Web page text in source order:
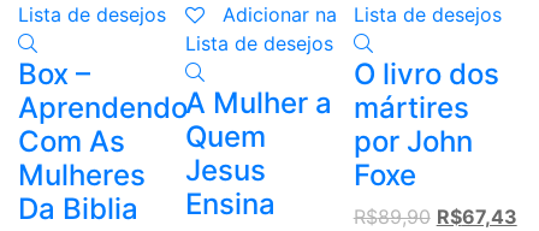
Lista de desejos
Box –
Aprendendo
Com As
Mulheres
Da Biblia
Adicionar na
Lista de desejos
A Mulher a
Quem
Jesus
Ensina
Lista de desejos
O livro dos
mártires
por John
Foxe
R$89,90 Original
R$67,43